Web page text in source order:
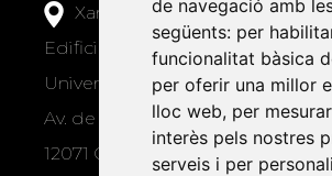
de navegació amb
següents: per
funcionalitat bàsica
per oferir una millor
lloc web, per
interès pels nostres
serveis i per
Xarxa Vives d'Universitats
Edifici Àgora
Universitat Jaume I, local 10
Av. de Vicent Sos Baynat, s/n
12071 Castelló de la Plana